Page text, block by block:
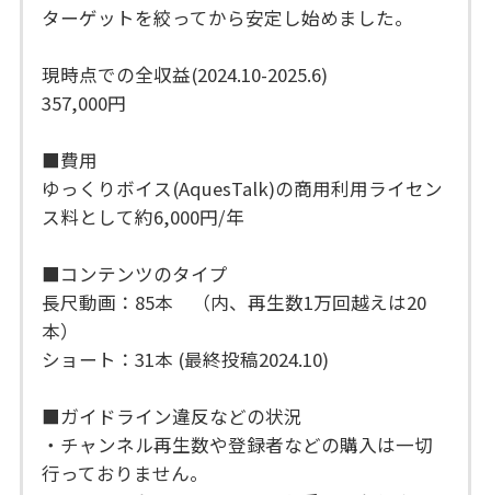
ターゲットを絞ってから安定し始めました。
現時点での全収益(2024.10-2025.6)
357,000円
■費用
ゆっくりボイス(AquesTalk)の商用利用ライセン
ス料として約6,000円/年
■コンテンツのタイプ
長尺動画：85本 （内、再生数1万回越えは20
本）
ショート：31本 (最終投稿2024.10)
■ガイドライン違反などの状況
・チャンネル再生数や登録者などの購入は一切
行っておりません。